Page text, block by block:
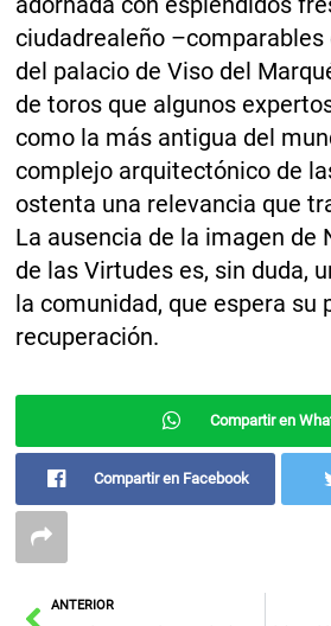
ciudadrealeño –comparables
del palacio de Viso del
de toros que algunos
como la más antigua del
complejo arquitectónico de
ostenta una relevancia que
La ausencia de la imagen de
de las Virtudes es, sin duda,
la comunidad, que espera su
recuperación.
Compartir en
Compartir en Facebook
AntANTERIOR